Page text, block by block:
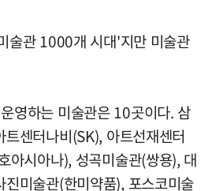
술관 1000개 시대'지만 미술관
영하는 미술관은 10곳이다. 삼
센터나비(SK), 아트선재센터
아시아나), 성곡미술관(쌍용), 대
미술관(한미약품), 포스코미술